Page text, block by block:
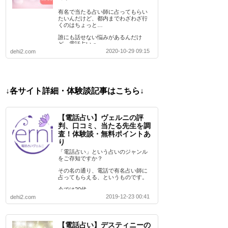
有名で当たる占い師に占ってもらい
たいんだけど、都内までわざわざ行
くのはちょっと…
誰にも話せない悩みがあるんだけ
ど、電話占いっ…
dehi2.com
2020-10-29 09:15
↓各サイト詳細・体験談記事はこちら↓
【電話占い】ヴェルニの評
判、口コミ、当たる先生を調
査！体験談・無料ポイントあ
り
「電話占い」という占いのジャンル
をご存知ですか？
その名の通り、電話で有名占い師に
占ってもらえる、というものです。
今では20代…
dehi2.com
2019-12-23 00:41
【電話占い】デスティニーの